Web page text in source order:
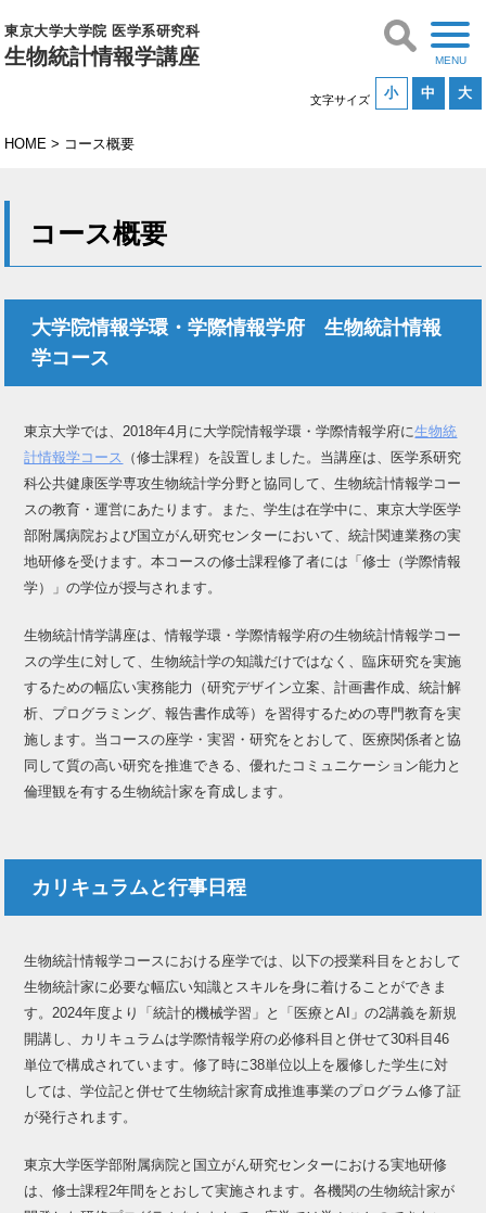
東京大学大学院 医学系研究科
生物統計情報学講座
文字サイズ 小 中 大
HOME > コース概要
コース概要
大学院情報学環・学際情報学府 生物統計情報
学コース
東京大学では、2018年4月に大学院情報学環・学際情報学府に生物統
計情報学コース
（修士課程）を設置しました。当講座は、医学系研究
科公共健康医学専攻生物統計学分野と協同して、生物統計情報学コー
スの教育・運営にあたります。また、学生は在学中に、東京大学医学
部附属病院および国立がん研究センターにおいて、統計関連業務の実
地研修を受けます。本コースの修士課程修了者には「修士（学際情報
学）」の学位が授与されます。
生物統計情学講座は、情報学環・学際情報学府の生物統計情報学コー
スの学生に対して、生物統計学の知識だけではなく、臨床研究を実施
するための幅広い実務能力（研究デザイン立案、計画書作成、統計解
析、プログラミング、報告書作成等）を習得するための専門教育を実
施します。当コースの座学・実習・研究をとおして、医療関係者と協
同して質の高い研究を推進できる、優れたコミュニケーション能力と
倫理観を有する生物統計家を育成します。
カリキュラムと行事日程
生物統計情報学コースにおける座学では、以下の授業科目をとおして
生物統計家に必要な幅広い知識とスキルを身に着けることができま
す。2024年度より「統計的機械学習」と「医療とAI」の2講義を新規
開講し、カリキュラムは学際情報学府の必修科目と併せて30科目46
単位で構成されています。修了時に38単位以上を履修した学生に対
しては、学位記と併せて生物統計家育成推進事業のプログラム修了証
が発行されます。
東京大学医学部附属病院と国立がん研究センターにおける実地研修
は、修士課程2年間をとおして実施されます。各機関の生物統計家が